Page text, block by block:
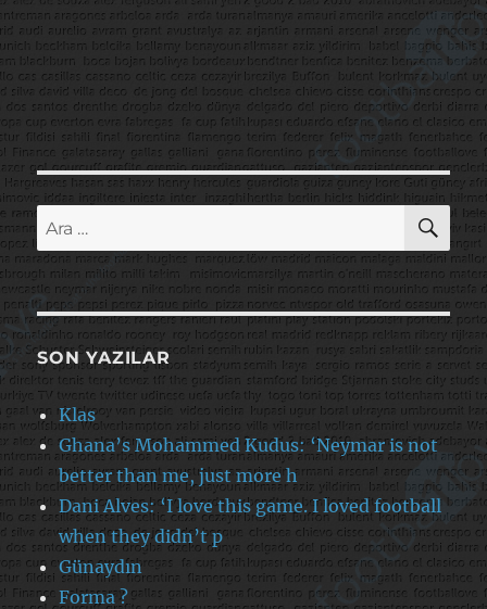
Ara:
SON YAZILAR
Klas
Ghana’s Mohammed Kudus: ‘Neymar is not
better than me, just more h
Dani Alves: ‘I love this game. I loved football
when they didn’t p
Günaydın
Forma ?